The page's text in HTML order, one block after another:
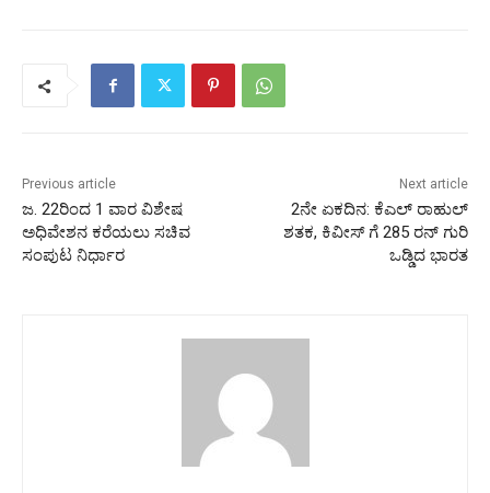
Previous article
ಜ. 22ರಿಂದ 1 ವಾರ ವಿಶೇಷ
ಅಧಿವೇಶನ ಕರೆಯಲು ಸಚಿವ
ಸಂಪುಟ ನಿರ್ಧಾರ
Next article
2ನೇ ಏಕದಿನ: ಕೆಎಲ್ ರಾಹುಲ್
ಶತಕ, ಕಿವೀಸ್ ಗೆ 285 ರನ್ ಗುರಿ
ಒಡ್ಡಿದ ಭಾರತ